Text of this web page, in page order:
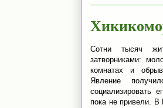
Сотни тысяч
затворниками:
комнатах и
Явление
социализировать
пока не привели. В